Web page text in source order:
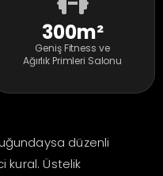
300m²
Geniş Fitness ve
Ağırlık Primleri Salonu
düzenli
kural. Üstelik